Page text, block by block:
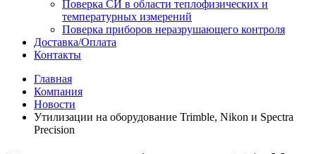
Поверка СИ в области теплофизических и
температурных измерений
Поверка приборов неразрушающего контроля
Доставка/Оплата
Контакты
Главная
Компания
Новости
Утилизации на оборудование Trimble, Nikon и Spectra
Precision